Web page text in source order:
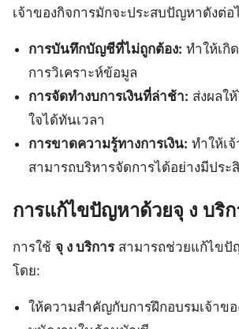
เจ้าของกิจการมักจะประสบปัญหาดังต่อ
การบันทึกบัญชีที่ไม่ถูกต้อง: ทำให้เกิ
การวิเคราะห์ข้อมูล
การจัดทำงบการเงินที่ล่าช้า: ส่งผลใ
ใจได้ทันเวลา
การขาดความรู้ทางการเงิน: ทำให้เ
สามารถบริหารจัดการได้อย่างมีประ
การแก้ไขปัญหาด้วยจุ ง บริก
การใช้ จุ ง บริการสามารถช่วยแก้ไขปั
โดย:
ให้ความสำคัญกับการฝึกอบรมเจ้าขอ